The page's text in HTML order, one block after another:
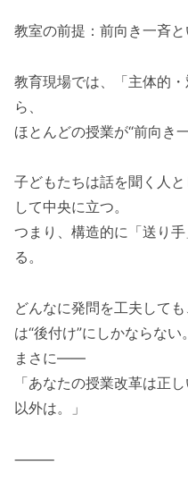
教室の前提：前向き一斉
教育現場では、「主体的
ら、
ほとんどの授業が“前向き
子どもたちは話を聞く人
して中央に立つ。
つまり、構造的に「送り
る。
どんなに発問を工夫して
は“後付け”にしかならない。
まさに――
「あなたの授業改革は正
以外は。」
⸻